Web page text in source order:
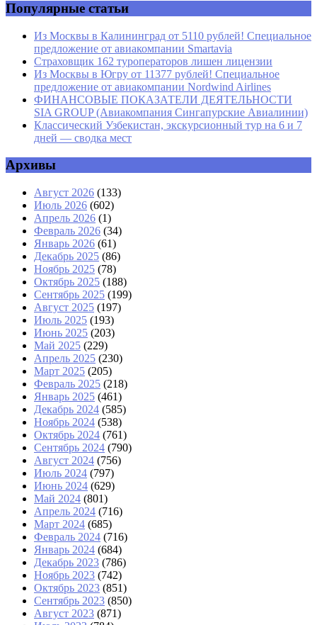
Популярные статьи
Из Москвы в Калининград от 5110 рублей! Специальное
предложение от авиакомпании Smartavia
Страховщик 162 туроператоров лишен лицензии
Из Москвы в Югру от 11377 рублей! Специальное
предложение от авиакомпании Nordwind Airlines
ФИНАНСОВЫЕ ПОКАЗАТЕЛИ ДЕЯТЕЛЬНОСТИ
SIA GROUP (Авиакомпания Сингапурские Авиалинии)
Классический Узбекистан, экскурсионный тур на 6 и 7
дней — сводка мест
Архивы
Август 2026 (133)
Июль 2026 (602)
Апрель 2026 (1)
Февраль 2026 (34)
Январь 2026 (61)
Декабрь 2025 (86)
Ноябрь 2025 (78)
Октябрь 2025 (188)
Сентябрь 2025 (199)
Август 2025 (197)
Июль 2025 (193)
Июнь 2025 (203)
Май 2025 (229)
Апрель 2025 (230)
Март 2025 (205)
Февраль 2025 (218)
Январь 2025 (461)
Декабрь 2024 (585)
Ноябрь 2024 (538)
Октябрь 2024 (761)
Сентябрь 2024 (790)
Август 2024 (756)
Июль 2024 (797)
Июнь 2024 (629)
Май 2024 (801)
Апрель 2024 (716)
Март 2024 (685)
Февраль 2024 (716)
Январь 2024 (684)
Декабрь 2023 (786)
Ноябрь 2023 (742)
Октябрь 2023 (851)
Сентябрь 2023 (850)
Август 2023 (871)